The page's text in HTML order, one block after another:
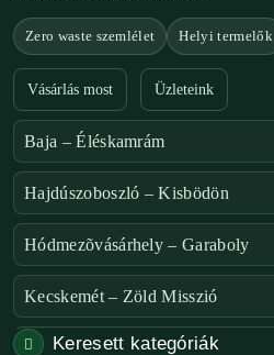
Zero waste szemlélet Helyi termelők
Vásárlás most Üzleteink
Baja – Éléskamrám
Hajdúszoboszló – Kisbödön
Hódmezõvásárhely – Garaboly
Kecskemét – Zöld Misszió
Székesfehérvár – Zöld Sarok
Keresett kategóriák